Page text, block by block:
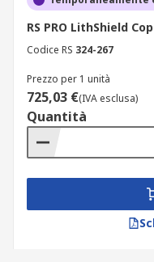
RS PRO LithShield
Codice RS 324-267
Prezzo per 1 unità
725,03 €(IVA esclusa)
Quantità